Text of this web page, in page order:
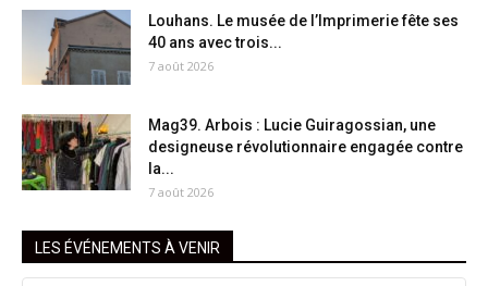
Louhans. Le musée de l’Imprimerie fête ses
40 ans avec trois...
7 août 2026
Mag39. Arbois : Lucie Guiragossian, une
designeuse révolutionnaire engagée contre
la...
7 août 2026
LES ÉVÉNEMENTS À VENIR